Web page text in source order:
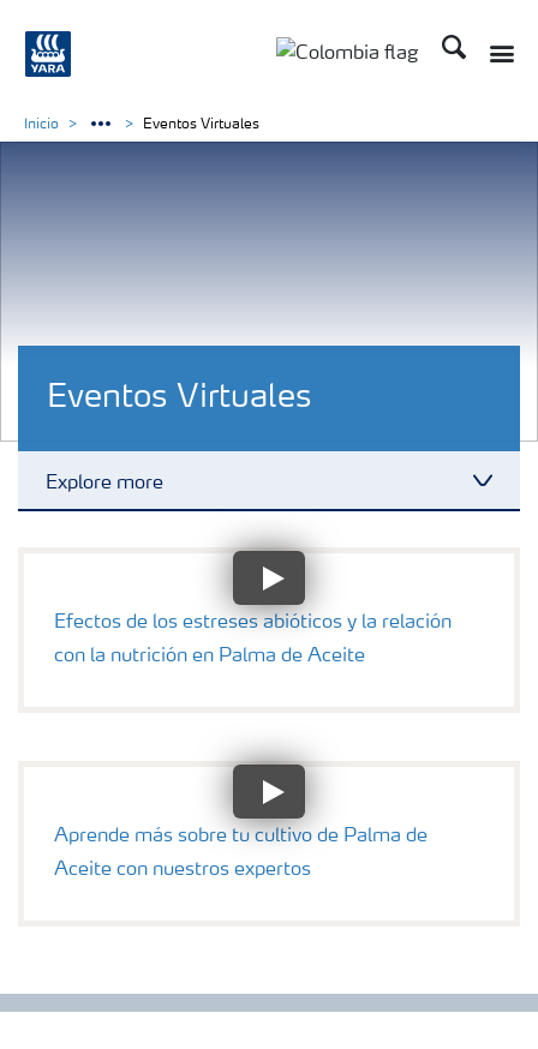
Buscar
Eventos Virtuales
Explore more
Fertilizantes con baja Huella de Carbono
Productos
Almacenaje y manejo de fertilizantes
Cultivos
Inicio Eventos Virtuales
Efectos de los estreses abióticos y la relación
con la nutrición en Palma de Aceite
Aprende más sobre tu cultivo de Palma de
Aceite con nuestros expertos